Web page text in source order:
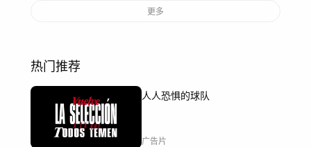
更多
热门推荐
人人恐惧的球队
广告片